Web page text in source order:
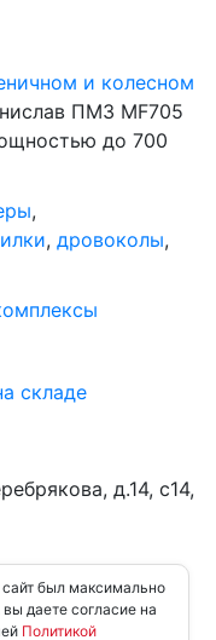
и колесном
ПМЗ MF705
до 700
,
, дровоколы,
складе
д.14, с14,
был максимально
даете согласие на
Политикой